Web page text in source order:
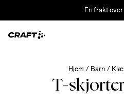
Fri frakt over
Hjem Barn
T-